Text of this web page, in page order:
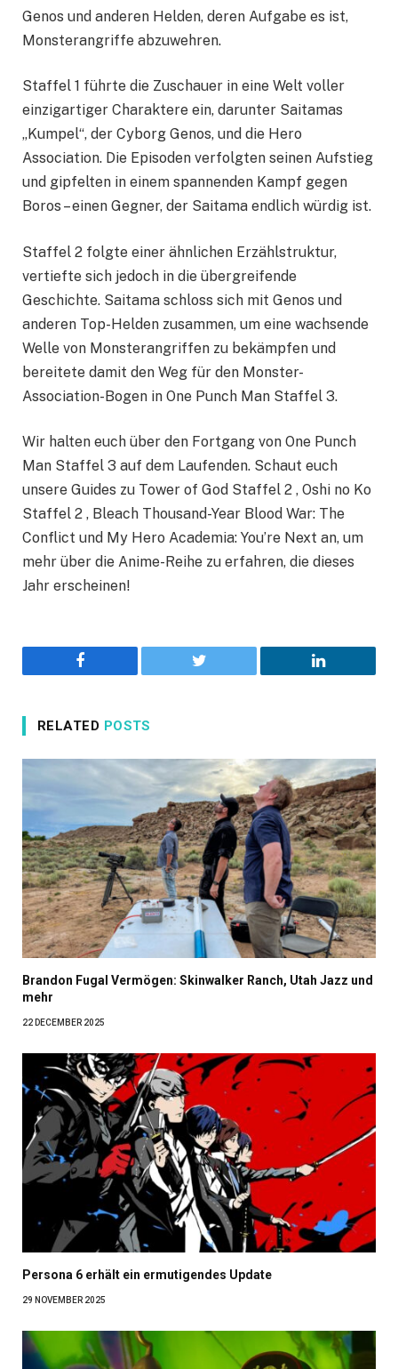
Genos und anderen Helden, deren Aufgabe es ist,
Monsterangriffe abzuwehren.
Staffel 1 führte die Zuschauer in eine Welt voller
einzigartiger Charaktere ein, darunter Saitamas
„Kumpel“, der Cyborg Genos, und die Hero
Association. Die Episoden verfolgten seinen Aufstieg
und gipfelten in einem spannenden Kampf gegen
Boros – einen Gegner, der Saitama endlich würdig ist.
Staffel 2 folgte einer ähnlichen Erzählstruktur,
vertiefte sich jedoch in die übergreifende
Geschichte. Saitama schloss sich mit Genos und
anderen Top-Helden zusammen, um eine wachsende
Welle von Monsterangriffen zu bekämpfen und
bereitete damit den Weg für den Monster-
Association-Bogen in One Punch Man Staffel 3.
Wir halten euch über den Fortgang von One Punch
Man Staffel 3 auf dem Laufenden. Schaut euch
unsere Guides zu Tower of God Staffel 2 , Oshi no Ko
Staffel 2 , Bleach Thousand-Year Blood War: The
Conflict und My Hero Academia: You’re Next an, um
mehr über die Anime-Reihe zu erfahren, die dieses
Jahr erscheinen!
Facebook Twitter LinkedIn
RELATED POSTS
Brandon Fugal Vermögen: Skinwalker Ranch, Utah Jazz und
mehr
22 DECEMBER 2025
Persona 6 erhält ein ermutigendes Update
29 NOVEMBER 2025